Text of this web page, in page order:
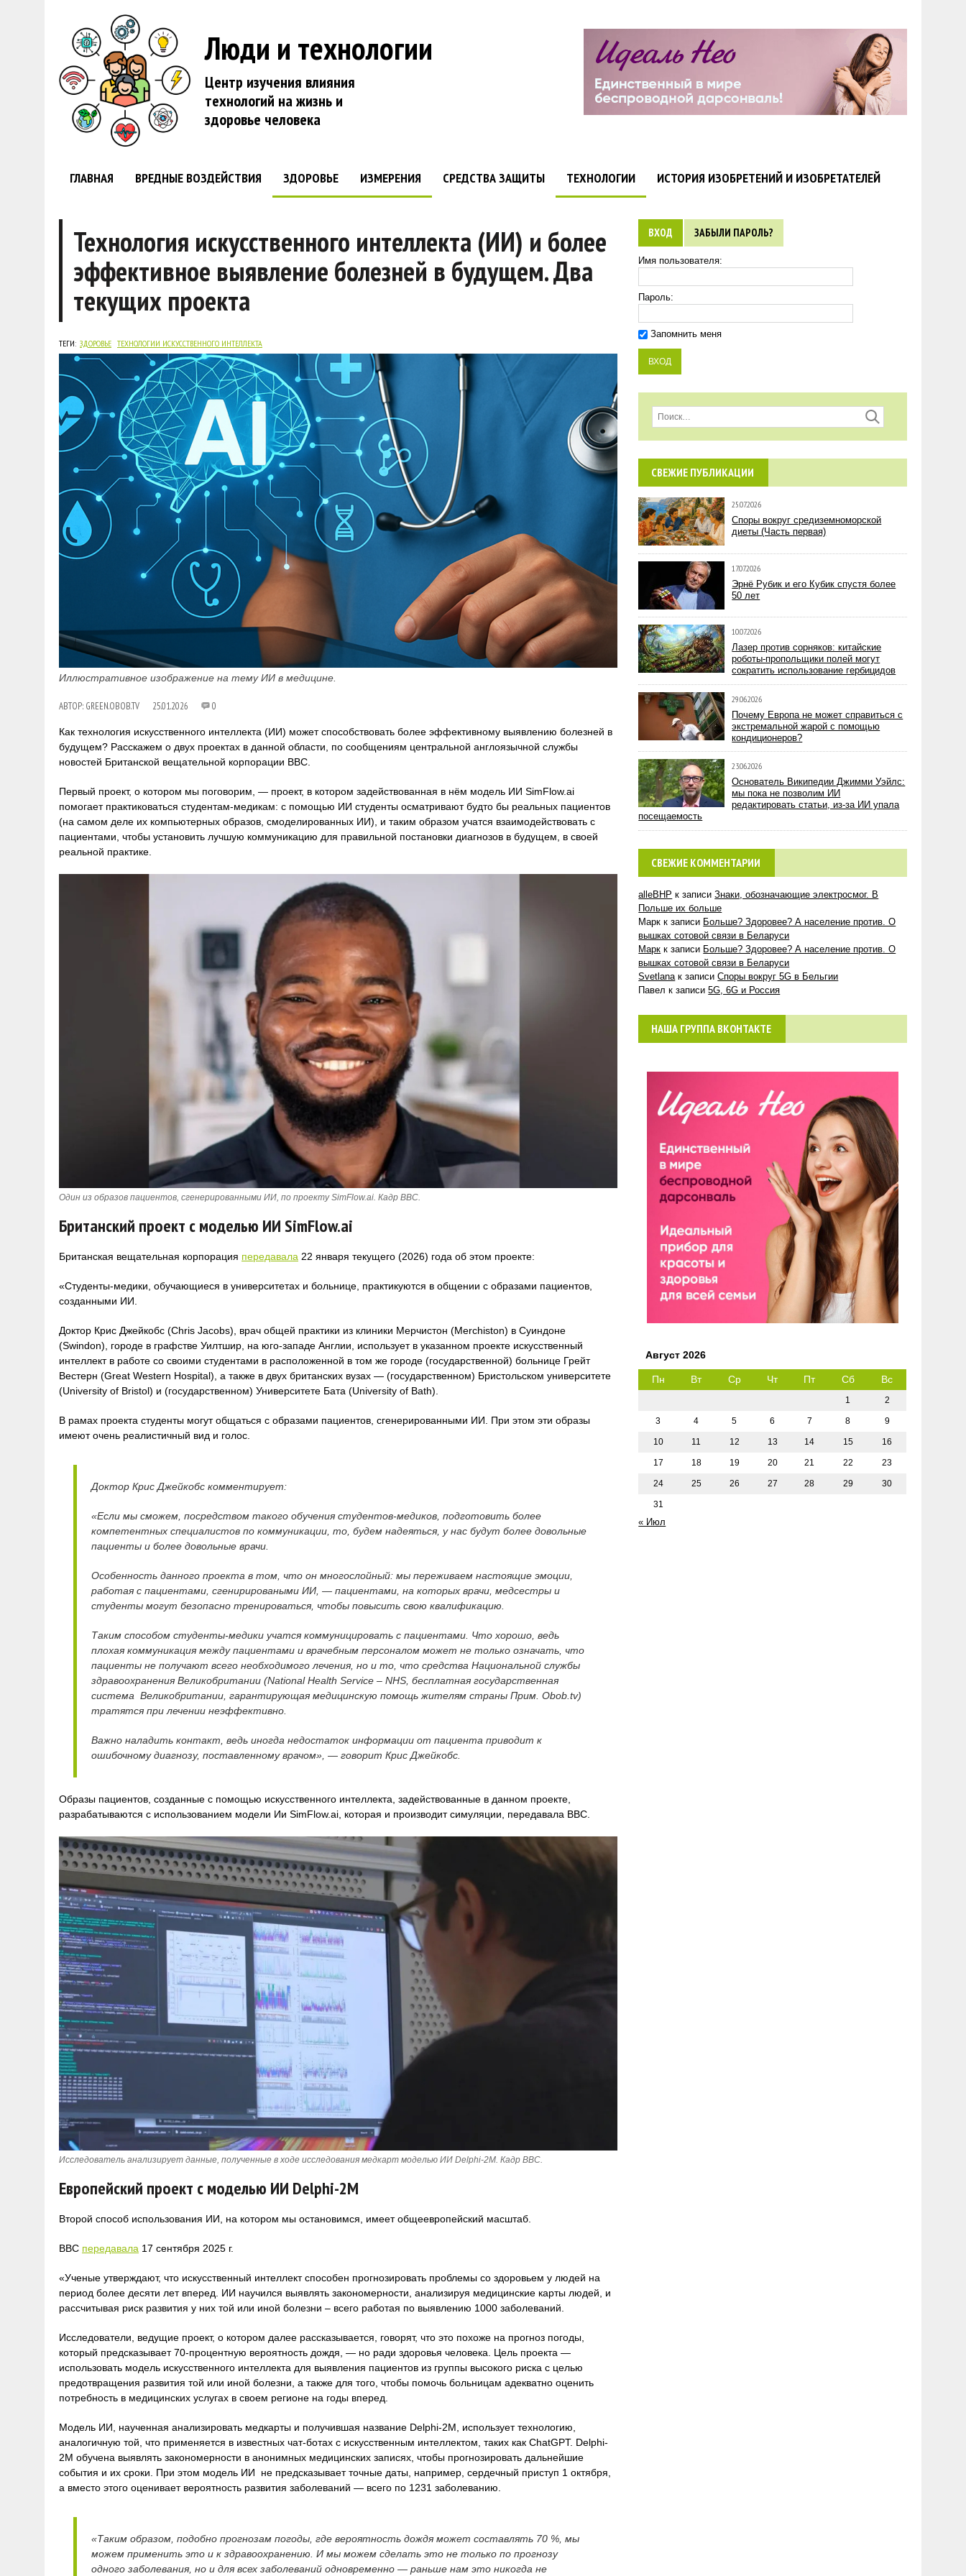
Люди и технологии
Центр изучения влияния
технологий на жизнь и
здоровье человека
ГЛАВНАЯ ВРЕДНЫЕ ВОЗДЕЙСТВИЯ ЗДОРОВЬЕ ИЗМЕРЕНИЯ СРЕДСТВА ЗАЩИТЫ ТЕХНОЛОГИИ ИСТОРИЯ ИЗОБРЕТЕНИЙ И ИЗОБРЕТАТЕЛЕЙ
Технология искусственного интеллекта (ИИ) и более
эффективное выявление болезней в будущем. Два
текущих проекта
ТЕГИ: ЗДОРОВЬЕ ТЕХНОЛОГИИ ИСКУССТВЕННОГО ИНТЕЛЛЕКТА
Иллюстративное изображение на тему ИИ в медицине.
АВТОР: GREEN.OBOB.TV 25.01.2026 0
Как технология искусственного интеллекта (ИИ) может способствовать более эффективному выявлению болезней в
будущем? Расскажем о двух проектах в данной области, по сообщениям центральной англоязычной службы
новостей Британской вещательной корпорации BBC.
Первый проект, о котором мы поговорим, — проект, в котором задействованная в нём модель ИИ SimFlow.ai
помогает практиковаться студентам-медикам: с помощью ИИ студенты осматривают будто бы реальных пациентов
(на самом деле их компьютерных образов, смоделированных ИИ), и таким образом учатся взаимодействовать с
пациентами, чтобы установить лучшую коммуникацию для правильной постановки диагнозов в будущем, в своей
реальной практике.
Один из образов пациентов, сгенерированными ИИ, по проекту SimFlow.ai. Кадр BBC.
Британский проект с моделью ИИ SimFlow.ai
Британская вещательная корпорация передавала 22 января текущего (2026) года об этом проекте:
«Студенты-медики, обучающиеся в университетах и ​​больнице, практикуются в общении с образами пациентов,
созданными ИИ.
Доктор Крис Джейкобс (Chris Jacobs), врач общей практики из клиники Мерчистон (Merchiston) в Суиндоне
(Swindon), городе в графстве Уилтшир, на юго-западе Англии, использует в указанном проекте искусственный
интеллект в работе со своими студентами в расположенной в том же городе (государственной) больнице Грейт
Вестерн (Great Western Hospital), а также в двух британских вузах — (государственном) Бристольском университете
(University of Bristol) и (государственном) Университете Бата (University of Bath).
В рамах проекта студенты могут общаться с образами пациентов, сгенерированными ИИ. При этом эти образы
имеют очень реалистичный вид и голос.
Доктор Крис Джейкобс комментирует:
«Если мы сможем, посредством такого обучения студентов-медиков, подготовить более
компетентных специалистов по коммуникации, то, будем надеяться, у нас будут более довольные
пациенты и более довольные врачи.
Особенность данного проекта в том, что он многослойный: мы переживаем настоящие эмоции,
работая с пациентами, сгенирироваными ИИ, — пациентами, на которых врачи, медсестры и
студенты могут безопасно тренироваться, чтобы повысить свою квалификацию.
Таким способом студенты-медики учатся коммуницировать с пациентами. Что хорошо, ведь
плохая коммуникация между пациентами и врачебным персоналом может не только означать, что
пациенты не получают всего необходимого лечения, но и то, что средства Национальной службы
здравоохранения Великобритании (National Health Service – NHS, бесплатная государственная
система Великобритании, гарантирующая медицинскую помощь жителям страны Прим. Obob.tv)
тратятся при лечении неэффективно.
Важно наладить контакт, ведь иногда недостаток информации от пациента приводит к
ошибочному диагнозу, поставленному врачом», — говорит Крис Джейкобс.
Образы пациентов, созданные с помощью искусственного интеллекта, задействованные в данном проекте,
разрабатываются с использованием модели Ии SimFlow.ai, которая и производит симуляции, передавала BBC.
Исследователь анализирует данные, полученные в ходе исследования медкарт моделью ИИ Delphi-2M. Кадр BBC.
Европейский проект с моделью ИИ Delphi-2M
Второй способ использования ИИ, на котором мы остановимся, имеет общеевропейский масштаб.
BBC передавала 17 сентября 2025 г.
«Ученые утверждают, что искусственный интеллект способен прогнозировать проблемы со здоровьем у людей на
период более десяти лет вперед. ИИ научился выявлять закономерности, анализируя медицинские карты людей, и
рассчитывая риск развития у них той или иной болезни – всего работая по выявлению 1000 заболеваний.
Исследователи, ведущие проект, о котором далее рассказывается, говорят, что это похоже на прогноз погоды,
который предсказывает 70-процентную вероятность дождя, — но ради здоровья человека. Цель проекта —
использовать модель искусственного интеллекта для выявления пациентов из группы высокого риска с целью
предотвращения развития той или иной болезни, а также для того, чтобы помочь больницам адекватно оценить
потребность в медицинских услугах в своем регионе на годы вперед.
Модель ИИ, наученная анализировать медкарты и получившая название Delphi-2M, использует технологию,
аналогичную той, что применяется в известных чат-ботах с искусственным интеллектом, таких как ChatGPT. Delphi-
2M обучена выявлять закономерности в анонимных медицинских записях, чтобы прогнозировать дальнейшие
события и их сроки. При этом модель ИИ не предсказывает точные даты, например, сердечный приступ 1 октября,
а вместо этого оценивает вероятность развития заболеваний — всего по 1231 заболеванию.
«Таким образом, подобно прогнозам погоды, где вероятность дождя может составлять 70 %, мы
можем применить это и к здравоохранению. И мы можем сделать это не только по прогнозу
одного заболевания, но и для всех заболеваний одновременно — раньше нам это никогда не
ВХОД ЗАБЫЛИ ПАРОЛЬ?
Имя пользователя:
Пароль:
Запомнить меня
СВЕЖИЕ ПУБЛИКАЦИИ
25.07.2026
Споры вокруг средиземноморской
диеты (Часть первая)
17.07.2026
Эрнё Рубик и его Кубик спустя более
50 лет
10.07.2026
Лазер против сорняков: китайские
роботы-пропольщики полей могут
сократить использование гербицидов
29.06.2026
Почему Европа не может справиться с
экстремальной жарой с помощью
кондиционеров?
23.06.2026
Основатель Википедии Джимми Уэйлс:
мы пока не позволим ИИ
редактировать статьи, из-за ИИ упала
посещаемость
СВЕЖИЕ КОММЕНТАРИИ
alleBHP к записиЗнаки, обозначающие электросмог. В
Польше их больше
Марк к записи Больше? Здоровее? А население против. О
вышках сотовой связи в Беларуси
Марк к записи Больше? Здоровее? А население против. О
вышках сотовой связи в Беларуси
Svetlana к записиСпоры вокруг 5G в Бельгии
Павел к записи5G, 6G и Россия
НАША ГРУППА ВКОНТАКТЕ
Август 2026
Пн Вт Ср Чт Пт Сб Вс
1 2
3 4 5 6 7 8 9
10 11 12 13 14 15 16
17 18 19 20 21 22 23
24 25 26 27 28 29 30
31
« Июл